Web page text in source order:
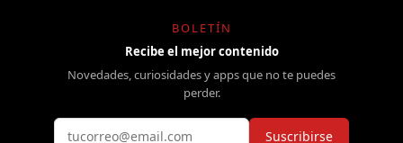
BOLETÍN
Recibe el mejor contenido
Novedades, curiosidades y apps que no te puedes
perder.
Suscribirse